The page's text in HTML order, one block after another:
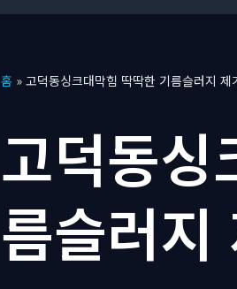
홈 » 고덕동싱크대막힘 딱딱한 기름슬러지 제
고덕동싱
름슬러지